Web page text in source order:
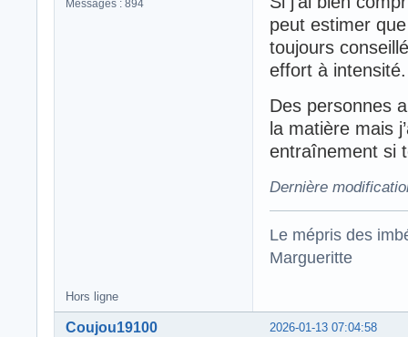
Messages : 894
peut estimer
toujours
effort à intensité.
Des personnes
la matière mais
entraînement si
Dernière
Le mépris des
Margueritte
Hors ligne
2026-01-13 07:04:58
Coujou19100